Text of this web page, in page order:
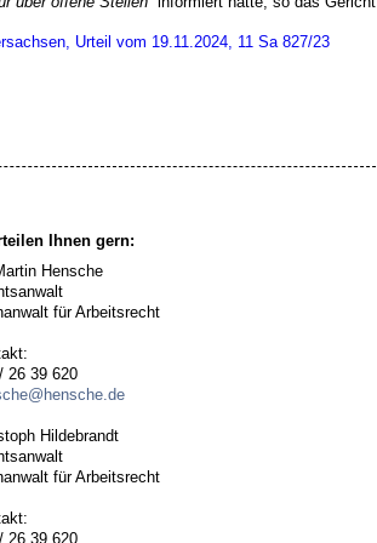
Urteil vom 19.11.2024, 11 Sa 827/23
Ihnen gern:
Hensche
für Arbeitsrecht
26 39 620
Hildebrandt
für Arbeitsrecht
26 39 620